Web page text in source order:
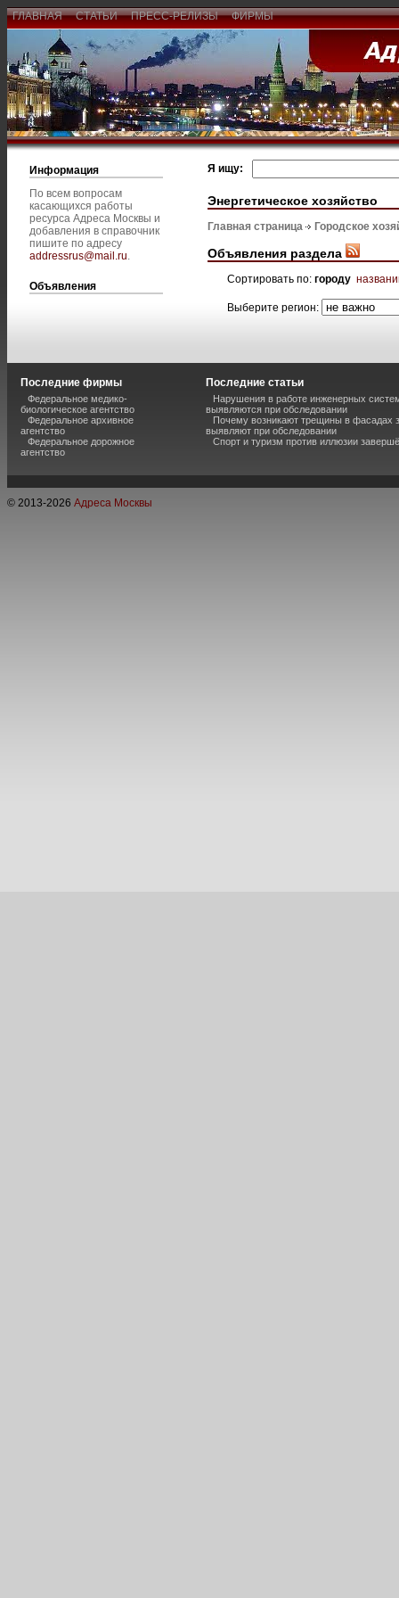
ГЛАВНАЯ СТАТЬИ ПРЕСС-РЕЛИЗЫ ФИРМЫ
Информация
По всем вопросам
касающихся работы
ресурса Адреса Москвы и
добавления в справочник
пишите по адресу
addressrus@mail.ru.
Объявления
Я ищу:
Энергетическое хозяйство
Главная страница Городское
Объявления раздела
Сортировать по: городу
Выберите регион:
Последние фирмы
Федеральное медико-
биологическое агентство
Федеральное архивное
агентство
Федеральное дорожное
агентство
Последние статьи
Нарушения в работе инженерных
выявляются при обследовании
Почему возникают трещины в фасадах
выявляют при обследовании
Спорт и туризм против иллюзии
© 2013-2026 Адреса Москвы